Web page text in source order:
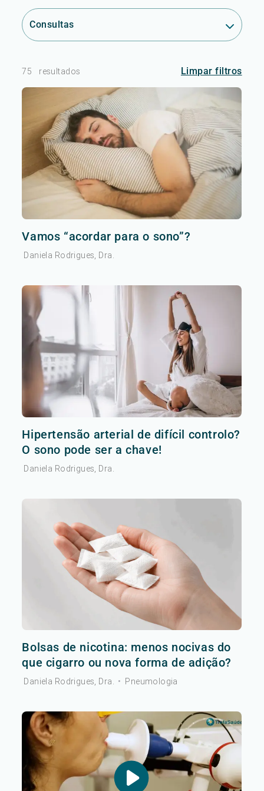
Consultas
75 resultados Limpar filtros
Vamos “acordar para o sono”?
Daniela Rodrigues, Dra.
Hipertensão arterial de difícil controlo?
O sono pode ser a chave!
Daniela Rodrigues, Dra.
Bolsas de nicotina: menos nocivas do
que cigarro ou nova forma de adição?
Daniela Rodrigues, Dra. • Pneumologia